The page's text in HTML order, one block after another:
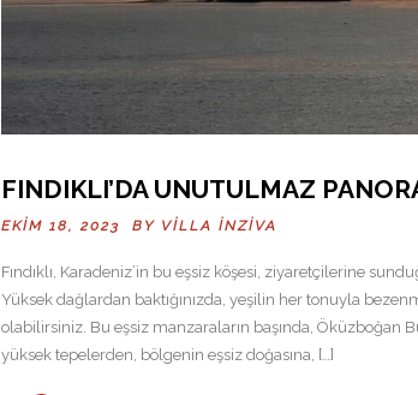
FINDIKLI’DA UNUTULMAZ
EKIM 18, 2023 BY VILLA İNZIVA
Fındıklı, Karadeniz’in bu eşsiz köşesi, ziyaretçilerine
Yüksek dağlardan baktığınızda, yeşilin her tonuyla
olabilirsiniz. Bu eşsiz manzaraların başında, Öküzboğan
yüksek tepelerden, bölgenin eşsiz doğasına, […]